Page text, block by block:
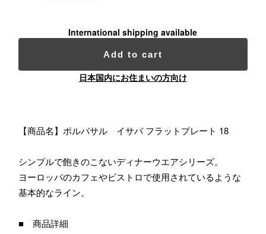
International shipping available
Add to cart
日本国内にお住まいの方向け
【商品名】ポルバサル イサバ フラットプレート 18
シンプルで飽きのこないディナーウエアシリーズ。
ヨーロッパのカフェやビストロで使用されているような
基本的なライン。
■ 商品詳細